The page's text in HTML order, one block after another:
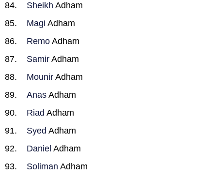
Sheikh Adham
Magi Adham
Remo Adham
Samir Adham
Mounir Adham
Anas Adham
Riad Adham
Syed Adham
Daniel Adham
Soliman Adham